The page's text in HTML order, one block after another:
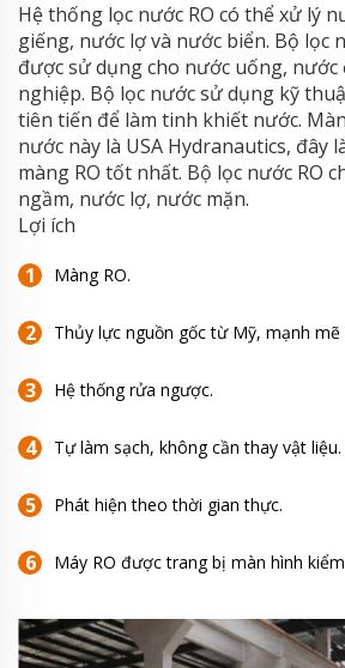
Hệ thống lọc nước RO có thể xử lý
giếng, nước lợ và nước biển. Bộ lọc
được sử dụng cho nước uống, nước
nghiệp. Bộ lọc nước sử dụng kỹ
tiên tiến để làm tinh khiết nước.
nước này là USA Hydranautics, đây
màng RO tốt nhất. Bộ lọc nước RO
ngầm, nước lợ, nước mặn.
Lợi ích
Màng RO.
Thủy lực nguồn gốc từ Mỹ, mạnh mẽ
Hệ thống rửa ngược.
Tự làm sạch, không cần thay vật liệu.
Phát hiện theo thời gian thực.
Máy RO được trang bị màn hình